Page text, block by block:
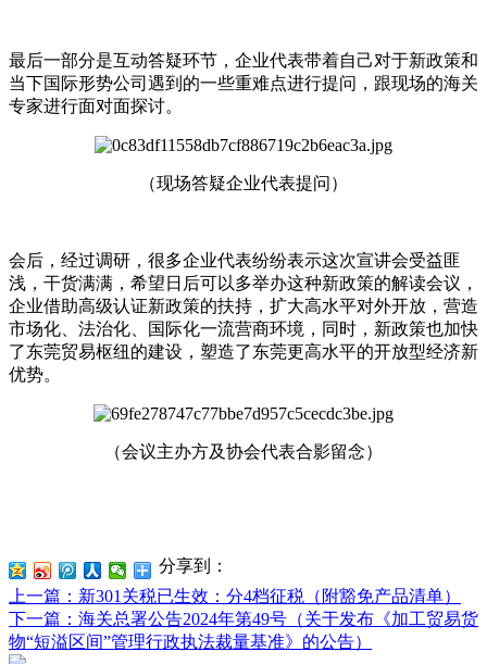
最后一部分是互动答疑环节，企业代表带着自己对于新政策和
当下国际形势公司遇到的一些重难点进行提问，跟现场的海关
专家进行面对面探讨。
（现场答疑企业代表提问）
会后，经过调研，很多企业代表纷纷表示这次宣讲会受益匪
浅，干货满满，希望日后可以多举办这种新政策的解读会议，
企业借助高级认证新政策的扶持，扩大高水平对外开放，营造
市场化、法治化、国际化一流营商环境，同时，新政策也加快
了东莞贸易枢纽的建设，塑造了东莞更高水平的开放型经济新
优势。
（会议主办方及协会代表合影留念）
分享到：
上一篇 ：新301关税已生效：分4档征税（附豁免产品清单）
下一篇 ：海关总署公告2024年第49号（关于发布《加工贸易货
物“短溢区间”管理行政执法裁量基准》的公告）